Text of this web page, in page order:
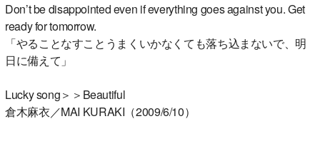
Don’t be disappointed even if everything goes against you. Get
ready for tomorrow.
「やることなすことうまくいかなくても落ち込まないで、明
日に備えて」
Lucky song＞＞Beautiful
倉木麻衣／MAI KURAKI（2009/6/10）